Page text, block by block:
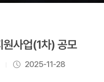
사업(1차) 공모
2025-11-28